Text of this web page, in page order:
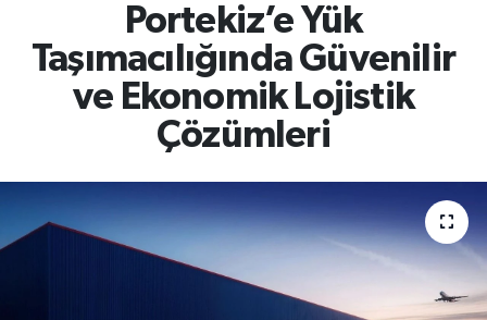
Portekiz’e Yük
Taşımacılığında Güvenilir
ve Ekonomik Lojistik
Çözümleri
Tüm Manşetler
Son Dakika Haberleri